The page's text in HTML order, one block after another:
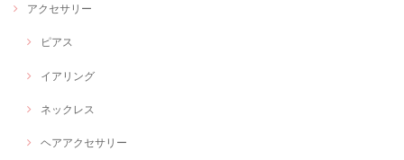
アクセサリー
ピアス
イアリング
ネックレス
ヘアアクセサリー